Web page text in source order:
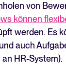
von
können
werden. Es
auch
HR-System).